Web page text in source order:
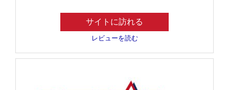
サイトに訪れる
レビューを読む